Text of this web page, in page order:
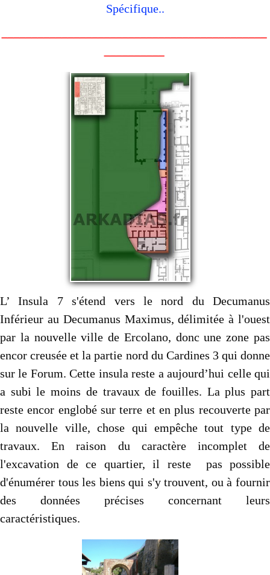
Spécifique..
L’ Insula 7 s'étend vers le nord du Decumanus
Inférieur au Decumanus Maximus, délimitée à l'ouest
par la nouvelle ville de Ercolano, donc une zone pas
encor creusée et la partie nord du Cardines 3 qui donne
sur le Forum. Cette insula reste a aujourd’hui celle qui
a subi le moins de travaux de fouilles. La plus part
reste encor englobé sur terre et en plus recouverte par
la nouvelle ville, chose qui empêche tout type de
travaux. En raison du caractère incomplet de
l'excavation de ce quartier, il reste pas possible
d'énumérer tous les biens qui s'y trouvent, ou à fournir
des données précises concernant leurs
caractéristiques.